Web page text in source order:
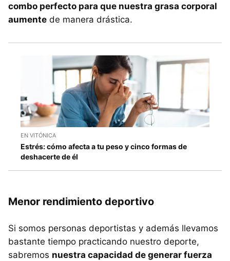
combo perfecto para que nuestra grasa corporal
aumente de manera drástica.
EN VITÓNICA
Estrés: cómo afecta a tu peso y cinco formas de
deshacerte de él
Menor rendimiento deportivo
Si somos personas deportistas y además llevamos
bastante tiempo practicando nuestro deporte,
sabremos nuestra capacidad de generar fuerza